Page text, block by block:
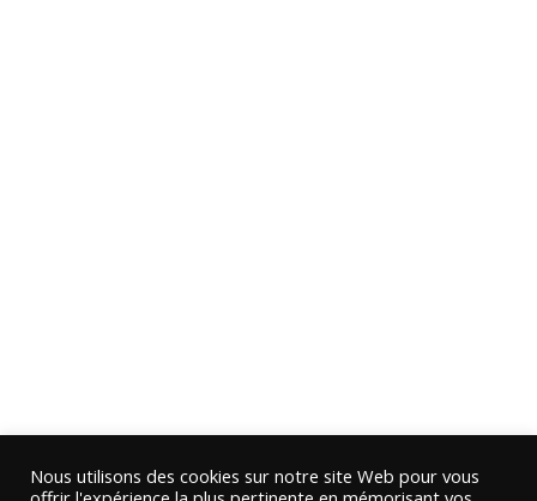
Nous utilisons des cookies sur notre site Web pour vous